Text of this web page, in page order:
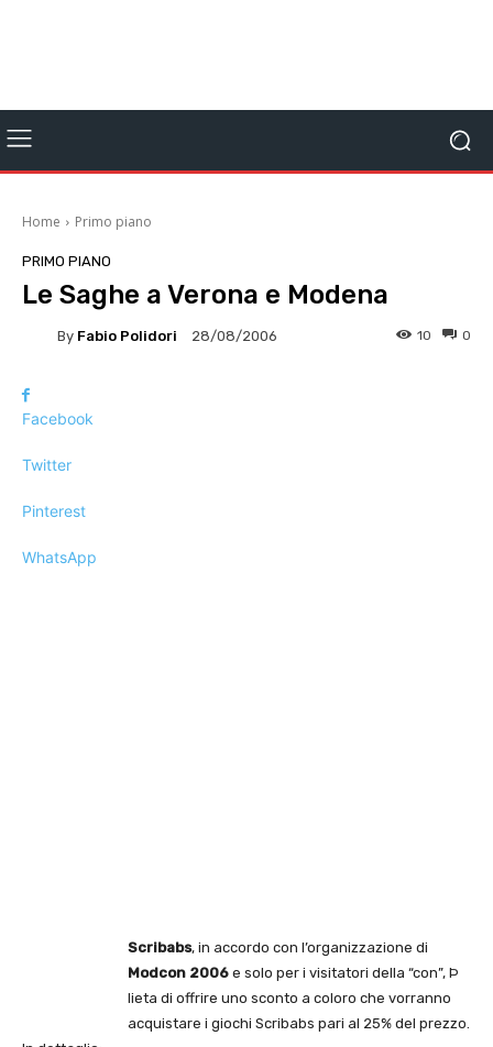
Home Primo piano
PRIMO PIANO
Le Saghe a Verona e Modena
By Fabio Polidori 28/08/2006 0
10
Facebook
Twitter
Pinterest
WhatsApp
Scribabs, in accordo con l’organizzazione di
Modcon 2006 e solo per i visitatori della “con”, Þ
lieta di offrire uno sconto a coloro che vorranno
acquistare i giochi Scribabs pari al 25% del prezzo.